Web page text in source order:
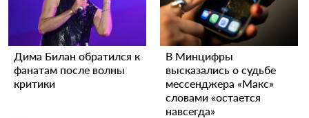
Дима Билан обратился к
фанатам после волны
критики
В Минцифры
высказались о судьбе
мессенджера «Макс»
словами «остается
навсегда»